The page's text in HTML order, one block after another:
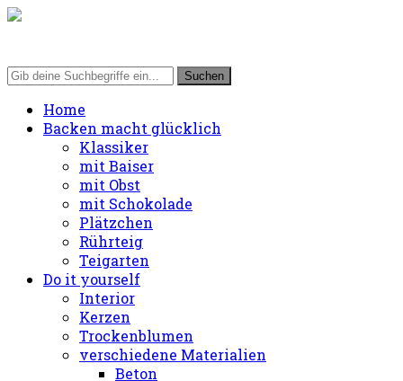
Home
Backen macht glücklich
Klassiker
mit Baiser
mit Obst
mit Schokolade
Plätzchen
Rührteig
Teigarten
Do it yourself
Interior
Kerzen
Trockenblumen
verschiedene Materialien
Beton